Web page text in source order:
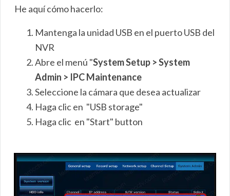
He aquí cómo hacerlo:
Mantenga la unidad USB en el puerto USB del
NVR
Abre el menú "System Setup > System
Admin > IPC Maintenance
Seleccione la cámara que desea actualizar
Haga clic en "USB storage"
Haga clic en "Start" button